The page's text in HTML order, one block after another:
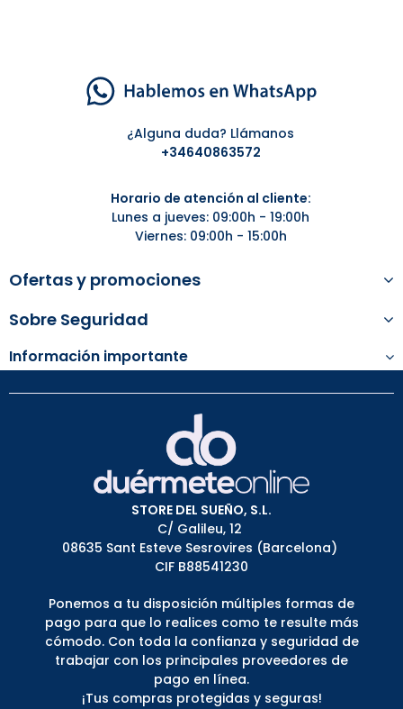
¿Alguna duda? Llámanos
+34640863572
Horario de atención al cliente:
Lunes a jueves: 09:00h - 19:00h
Viernes: 09:00h - 15:00h
Ofertas y promociones
Sobre Seguridad
Información importante
STORE DEL SUEÑO, S.L.
C/ Galileu, 12
08635 Sant Esteve Sesrovires (Barcelona)
CIF B88541230
Ponemos a tu disposición múltiples formas de
pago para que lo realices como te resulte más
cómodo. Con toda la confianza y seguridad de
trabajar con los principales proveedores de
pago en línea.
¡Tus compras protegidas y seguras!